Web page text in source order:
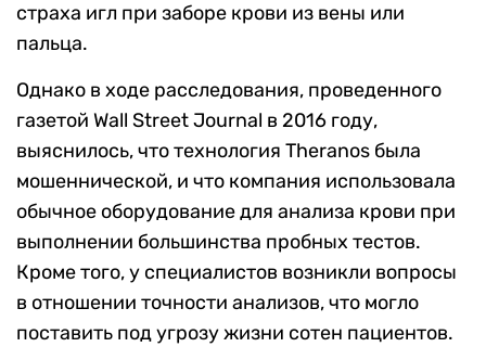
страха игл при заборе крови из вены или
пальца.
Однако в ходе расследования, проведенного
газетой Wall Street Journal в 2016 году,
выяснилось, что технология Theranos была
мошеннической, и что компания использовала
обычное оборудование для анализа крови при
выполнении большинства пробных тестов.
Кроме того, у специалистов возникли вопросы
в отношении точности анализов, что могло
поставить под угрозу жизни сотен пациентов.